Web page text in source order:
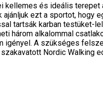
kellemes és ideális terepet
ezt a sportot, hogy
tartsák karban testüket-
három alkalommal
A szükséges
Nordic Walking